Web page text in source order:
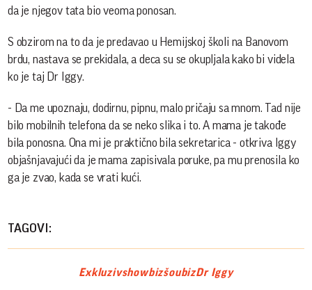
da je njegov tata bio veoma ponosan.
S obzirom na to da je predavao u Hemijskoj školi na Banovom
brdu, nastava se prekidala, a deca su se okupljala kako bi videla
ko je taj Dr Iggy.
- Da me upoznaju, dodirnu, pipnu, malo pričaju sa mnom. Tad nije
bilo mobilnih telefona da se neko slika i to. A mama je takođe
bila ponosna. Ona mi je praktično bila sekretarica - otkriva Iggy
objašnjavajući da je mama zapisivala poruke, pa mu prenosila ko
ga je zvao, kada se vrati kući.
TAGOVI:
ExkluzivshowbizšoubizDr Iggy